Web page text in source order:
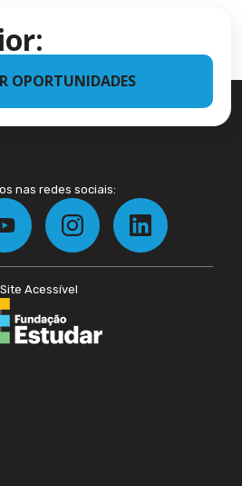
OPORTUNIDADES
nas redes sociais:
Site Acessível